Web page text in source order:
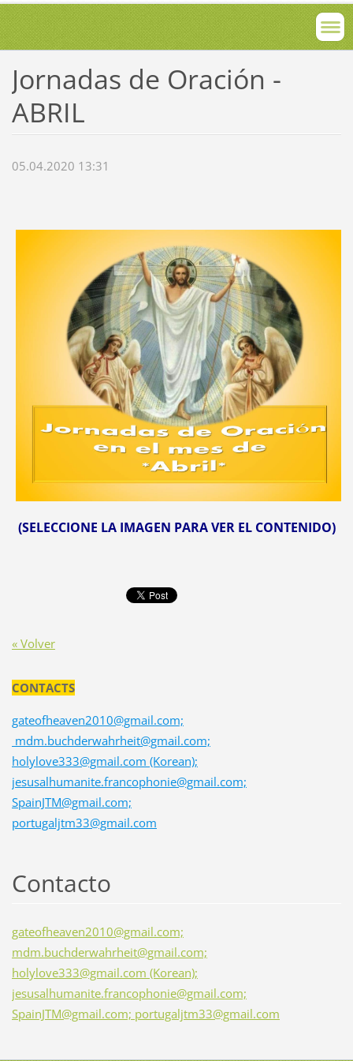
Jornadas de Oración -
ABRIL
05.04.2020 13:31
(SELECCIONE LA IMAGEN PARA VER EL CONTENIDO)
« Volver
CONTACTS
gateofheaven2010@gmail.com;
mdm.buchderwahrheit@gmail.com;
holylove333@gmail.com (Korean);
jesusalhumanite.francophonie@gmail.com;
SpainJTM@gmail.com;
portugaljtm33@gmail.com
Contacto
gateofheaven2010@gmail.com;
mdm.buchderwahrheit@gmail.com;
holylove333@gmail.com (Korean);
jesusalhumanite.francophonie@gmail.com;
SpainJTM@gmail.com; portugaljtm33@gmail.com